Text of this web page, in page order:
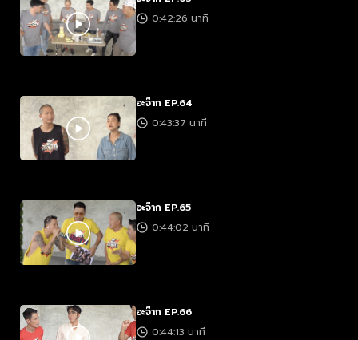
0:42:26 นาที
อะจ๊าก EP.64
0:43:37 นาที
อะจ๊าก EP.65
0:44:02 นาที
อะจ๊าก EP.66
0:44:13 นาที